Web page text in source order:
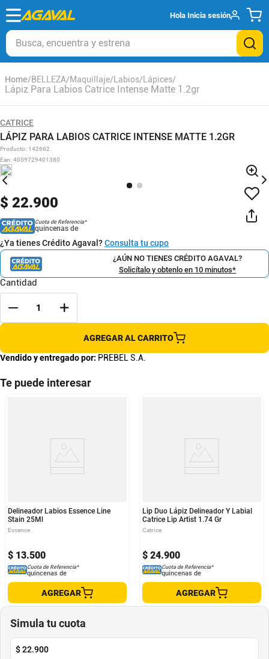
Hola Inicia sesión
Busca, encuentra y estrena
BELLEZA Maquillaje Labios Lápices
Lápiz Para Labios Catrice Intense Matte 1.2gr
CATRICE
LÁPIZ PARA LABIOS CATRICE INTENSE MATTE 1.2GR
Producto: 142662
Ean: 4059729401380
$ 22.900
Cuota de Referencia*
quincenas de
¿Ya tienes Crédito Agaval?Consulta tu cupo
¿AÚN NO TIENES CRÉDITO AGAVAL?
Solicítalo y obtenlo en 10 minutos*
Cantidad
AGREGAR AL CARRITO
Vendido y entregado por: PREBEL S.A.
Te puede interesar
Delineador Labios Essence Line
Stain 25Ml
Essence
$ 13.500
Cuota de Referencia*
quincenas de
AGREGAR
Lip Duo Lápiz Delineador Y Labial
Catrice Lip Artist 1.74 Gr
Catrice
$ 24.900
Cuota de Referencia*
quincenas de
AGREGAR
Simula tu cuota
$22.900